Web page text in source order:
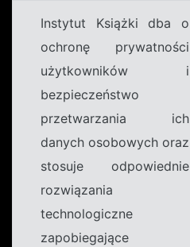
Instytut Książki dba o
ochronę prywatności
użytkowników i
bezpieczeństwo
przetwarzania ich
danych osobowych oraz
stosuje odpowiednie
rozwiązania
technologiczne
zapobiegające